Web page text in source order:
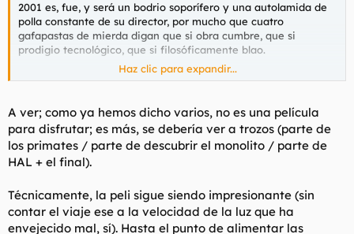
2001 es, fue, y será un bodrio soporífero y una autolamida de
polla constante de su director, por mucho que cuatro
gafapastas de mierda digan que si obra cumbre, que si
prodigio tecnológico, que si filosóficamente blao.
ES UNA PUTA MIERDA COMO EL SOMBRERO UN PICAOR.
Haz clic para expandir...
A ver; como ya hemos dicho varios, no es una película
para disfrutar; es más, se debería ver a trozos (parte de
los primates / parte de descubrir el monolito / parte de
HAL + el final).
Técnicamente, la peli sigue siendo impresionante (sin
contar el viaje ese a la velocidad de la luz que ha
envejecido mal, sí). Hasta el punto de alimentar las